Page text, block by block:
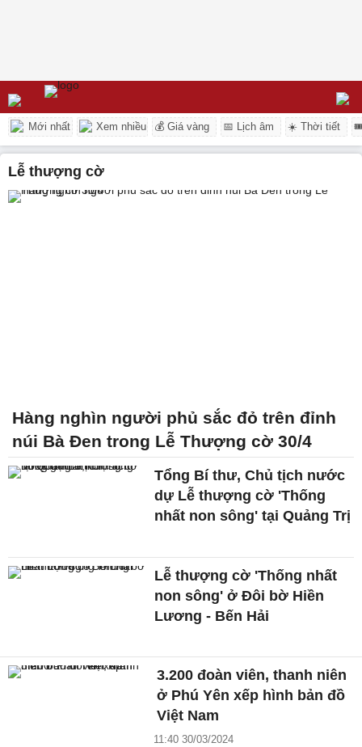
Mới nhất Xem nhiều 💰 Giá vàng 📅 Lịch âm ☀️ Thời tiết
lễ thượng cờ
Hàng nghìn người phủ sắc đỏ trên đỉnh
núi Bà Đen trong Lễ Thượng cờ 30/4
Tổng Bí thư, Chủ tịch nước
dự Lễ thượng cờ 'Thống
nhất non sông' tại Quảng Trị
Lễ thượng cờ 'Thống nhất
non sông' ở Đôi bờ Hiền
Lương - Bến Hải
3.200 đoàn viên, thanh niên
ở Phú Yên xếp hình bản đồ
Việt Nam
11:40 30/03/2024